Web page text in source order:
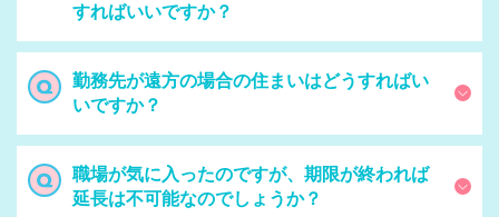
すればいいですか？
勤務先が遠方の場合の住まいはどうすればい
いですか？
職場が気に入ったのですが、期限が終われば
延長は不可能なのでしょうか？